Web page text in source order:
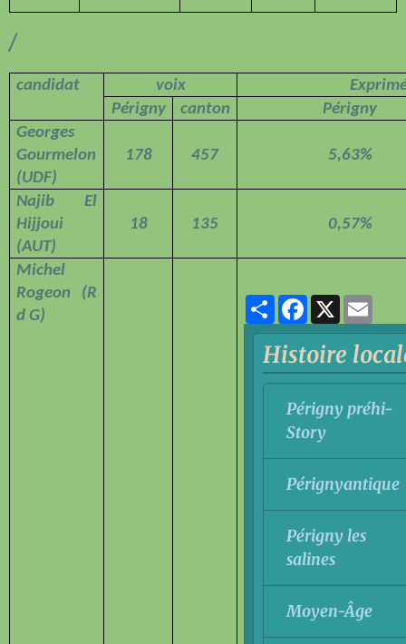
/
candidat voix
Périgny
canton
Périgny
Georges
Gourmelon
(UDF)
178 457 5,63%
Najib El
Hijjoui
(AUT)
18 135 0,57%
Michel
Rogeon (R
d G)
PartagerFacebook
X
Histoire
Périgny préhi-
Story
Pérignyantique
Périgny les
salines
Moyen-Âge